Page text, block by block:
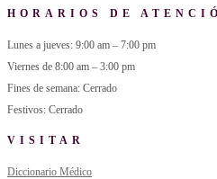
HORARIOS DE
Lunes a jueves: 9:00 am – 7:00 pm
Viernes de 8:00 am – 3:00 pm
Fines de semana: Cerrado
Festivos: Cerrado
VISITAR
Diccionario Médico